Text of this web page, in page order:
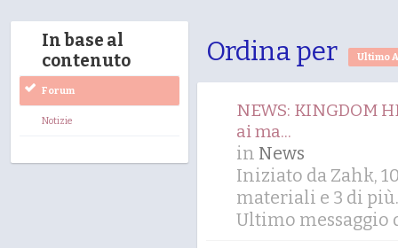
In base al
contenuto
Forum
Notizie
Ordina per Ultimo
NEWS: KINGDOM
ai ma...
in News
Iniziato da Zahk,
materiali e 3 di
Ultimo messaggio